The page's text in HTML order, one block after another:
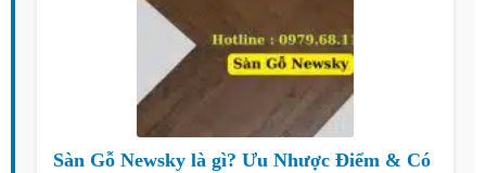
Sàn Gỗ Newsky là gì? Ưu Nhược Điểm & Có